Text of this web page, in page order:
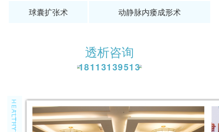
球囊扩张术 动静脉内瘘成形术
透析咨询
18113139513
HEALTHY